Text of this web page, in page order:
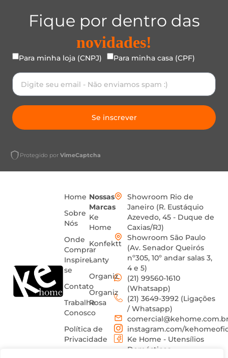
Fique por dentro das
novidades!
Para minha loja (CNPJ) Para minha casa (CPF)
Se inscrever
Protegido por VimeCaptcha
Home
Sobre
Nós
Onde
Comprar
Inspire-
se
Contato
Trabalhe
Conosco
Política de
Privacidade
Nossas
Marcas
Ke
Home
Konfektt
Lanty
Organiz
Organiz
Rosa
Showroom Rio de
Janeiro (R. Eustáquio
Azevedo, 45 - Duque de
Caxias/RJ)
Showroom São Paulo
(Av. Senador Queirós
nº305, 10º andar salas 3,
4 e 5)
(21) 99560-1610
(Whatsapp)
(21) 3649-3992 (Ligações
/ Whatsapp)
instagram.com/
Ke Home - Utensílios
Domésticos